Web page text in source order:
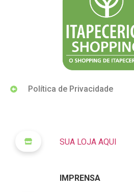
Política de Privacidade
SUA LOJA AQUI
IMPRENSA